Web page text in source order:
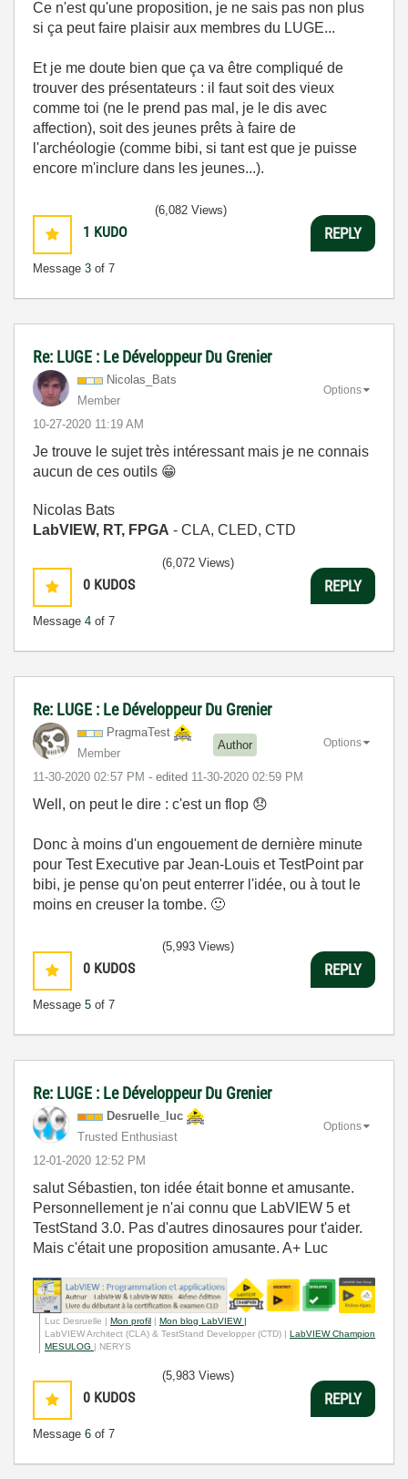
Ce n'est qu'une proposition, je ne sais pas non plus
si ça peut faire plaisir aux membres du LUGE...
Et je me doute bien que ça va être compliqué de
trouver des présentateurs : il faut soit des vieux
comme toi (ne le prend pas mal, je le dis avec
affection), soit des jeunes prêts à faire de
l'archéologie (comme bibi, si tant est que je puisse
encore m'inclure dans les jeunes...).
1 KUDO
Message 3 of 7
(6,082 Views)
REPLY
Re: LUGE : Le Développeur Du Grenier
Nicolas_Bats
Member
‎10-27-2020 11:19 AM
Options
Je trouve le sujet très intéressant mais je ne connais
aucun de ces outils 😁
Nicolas Bats
LabVIEW, RT, FPGA - CLA, CLED, CTD
0 KUDOS
Message 4 of 7
(6,072 Views)
REPLY
Re: LUGE : Le Développeur Du Grenier
PragmaTest
Member
Author
‎11-30-2020 02:57 PM - edited ‎11-30-2020 02:59 PM
Options
Well, on peut le dire : c'est un flop 😞
Donc à moins d'un engouement de dernière minute
pour Test Executive par Jean-Louis et TestPoint par
bibi, je pense qu'on peut enterrer l'idée, ou à tout le
moins en creuser la tombe. 🙂
0 KUDOS
Message 5 of 7
(5,993 Views)
REPLY
Re: LUGE : Le Développeur Du Grenier
Desruelle_luc
Trusted Enthusiast
‎12-01-2020 12:52 PM
Options
salut Sébastien, ton idée était bonne et amusante.
Personnellement je n'ai connu que LabVIEW 5 et
TestStand 3.0. Pas d'autres dinosaures pour t'aider.
Mais c'était une proposition amusante. A+ Luc
Luc Desruelle | Mon profil
Mon blog LabVIEW |
LabVIEW Architect (CLA) & TestStand Developper (CTD) | LabVIEW Champion
MESULOG
| NERYS
0 KUDOS
Message 6 of 7
(5,983 Views)
REPLY